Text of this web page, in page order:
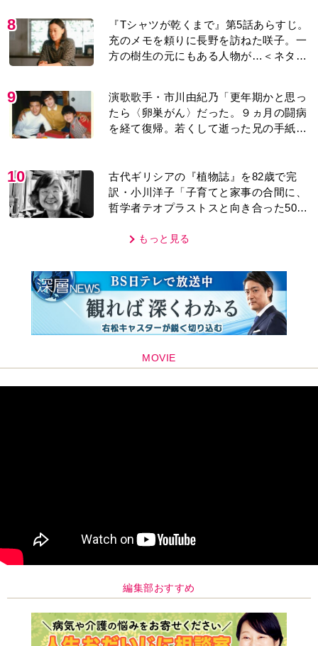
を経て復帰。若くして逝った兄の手紙を
今も支えに」【2026上半期BEST】
10
哲学者テオプラストスと向き合った50
年」
もっと見る